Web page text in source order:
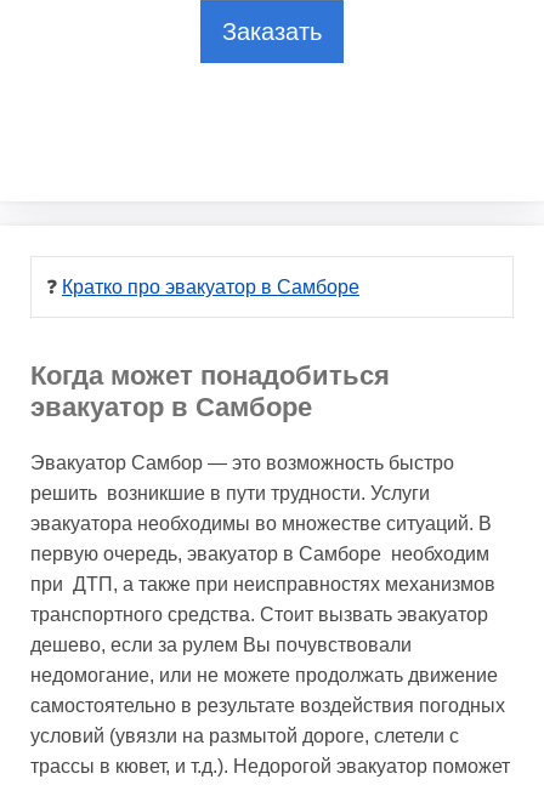
Заказать
❓ Кратко про эвакуатор в Самборе
Когда может понадобиться
эвакуатор в Самборе
Эвакуатор Самбор — это возможность быстро
решить возникшие в пути трудности. Услуги
эвакуатора необходимы во множестве ситуаций. В
первую очередь, эвакуатор в Самборе необходим
при ДТП, а также при неисправностях механизмов
транспортного средства. Стоит вызвать эвакуатор
дешево, если за рулем Вы почувствовали
недомогание, или не можете продолжать движение
самостоятельно в результате воздействия погодных
условий (увязли на размытой дороге, слетели с
трассы в кювет, и т.д.). Недорогой эвакуатор поможет